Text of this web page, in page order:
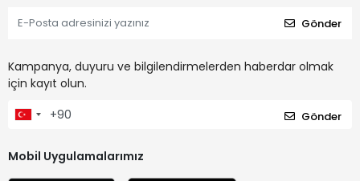
Gönder
Kampanya, duyuru ve bilgilendirmelerden haberdar olmak
için kayıt olun.
Gönder
Mobil Uygulamalarımız